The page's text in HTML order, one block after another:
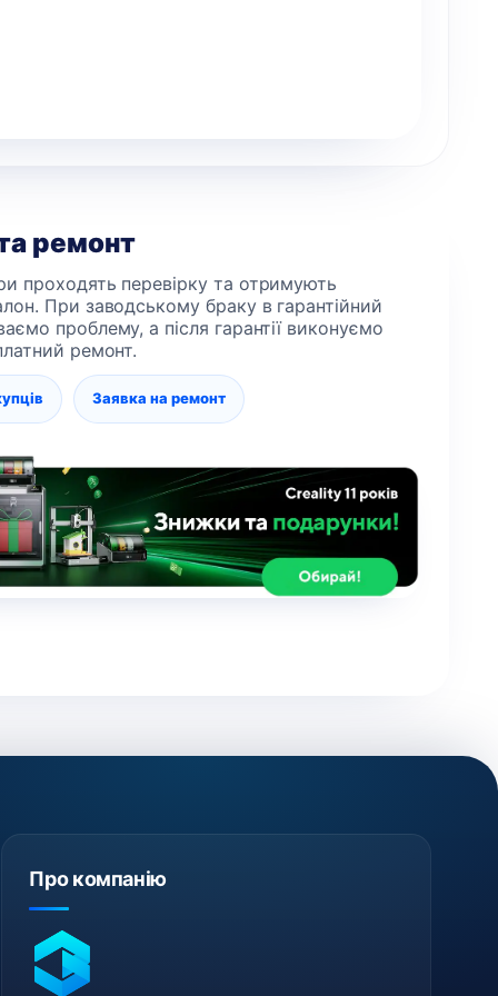
ремонт
проходять перевірку та отримують
При заводському браку в гарантійний
проблему, а після гарантії виконуємо
ремонт.
Заявка на ремонт
Про компанію